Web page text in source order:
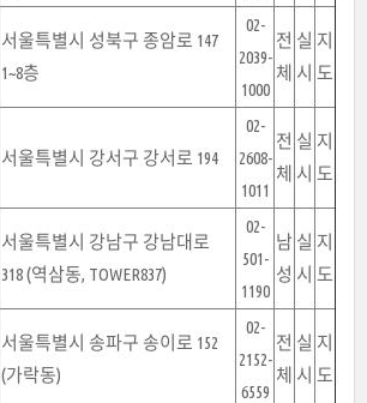
서울특별시 성북구 종암로 147
1~8층
02-
2039-
1000
전
체
실
시
지
도
서울특별시 강서구 강서로 194
02-
2608-
1011
전
체
실
시
지
도
서울특별시 강남구 강남대로
318 (역삼동, TOWER837)
02-
501-
1190
남
성
실
시
지
도
서울특별시 송파구 송이로 152
(가락동)
02-
2152-
6559
전
체
실
시
지
도